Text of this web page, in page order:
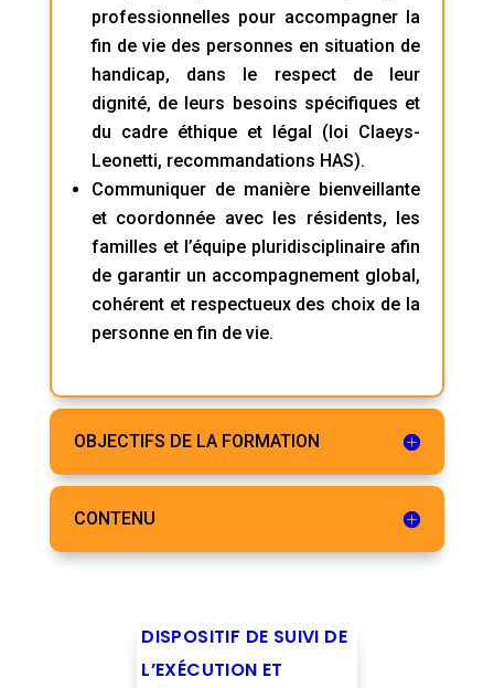
professionnelles pour accompagner la
fin de vie des personnes en situation de
handicap, dans le respect de leur
dignité, de leurs besoins spécifiques et
du cadre éthique et légal (loi Claeys-
Leonetti, recommandations HAS).
Communiquer de manière bienveillante
et coordonnée avec les résidents, les
familles et l’équipe pluridisciplinaire afin
de garantir un accompagnement global,
cohérent et respectueux des choix de la
personne en fin de vie.
OBJECTIFS DE LA FORMATION
CONTENU
DISPOSITIF DE SUIVI DE
L’EXÉCUTION ET